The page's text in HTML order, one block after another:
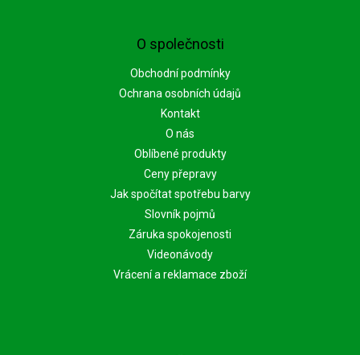
O společnosti
Obchodní podmínky
Ochrana osobních údajů
Kontakt
O nás
Oblíbené produkty
Ceny přepravy
Jak spočítat spotřebu barvy
Slovník pojmů
Záruka spokojenosti
Videonávody
Vrácení a reklamace zboží